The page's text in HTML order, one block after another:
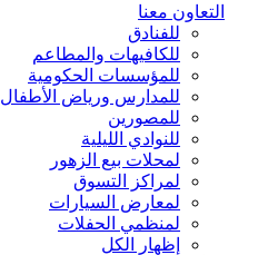
التعاون معنا
للفنادق
للكافيهات والمطاعم
للمؤسسات الحكومية
للمدارس ورياض الأطفال
للمصورين
للنوادي الليلية
لمحلات بيع الزهور
لمراكز التسوق
لمعارض السيارات
لمنظمي الحفلات
إظهار الكل